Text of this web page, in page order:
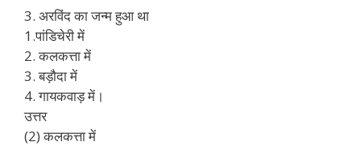
3. अरविंद का जन्म हुआ था
1.पांडिचेरी में
2. कलकत्ता में
3. बड़ौदा में
4. गायकवाड़ में।
उत्तर
(2) कलकत्ता में